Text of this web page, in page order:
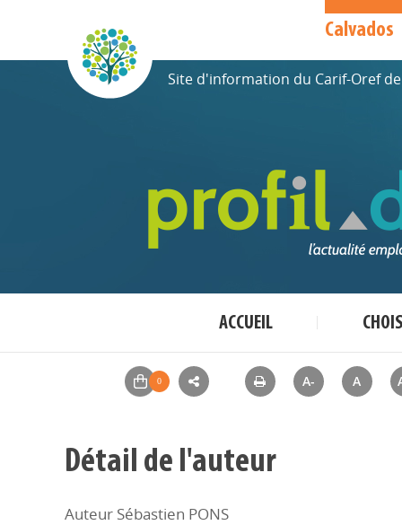
Calvados
Site d'information du Carif-Oref
ACCUEIL
A- A
Détail de l'auteur
Auteur Sébastien PONS